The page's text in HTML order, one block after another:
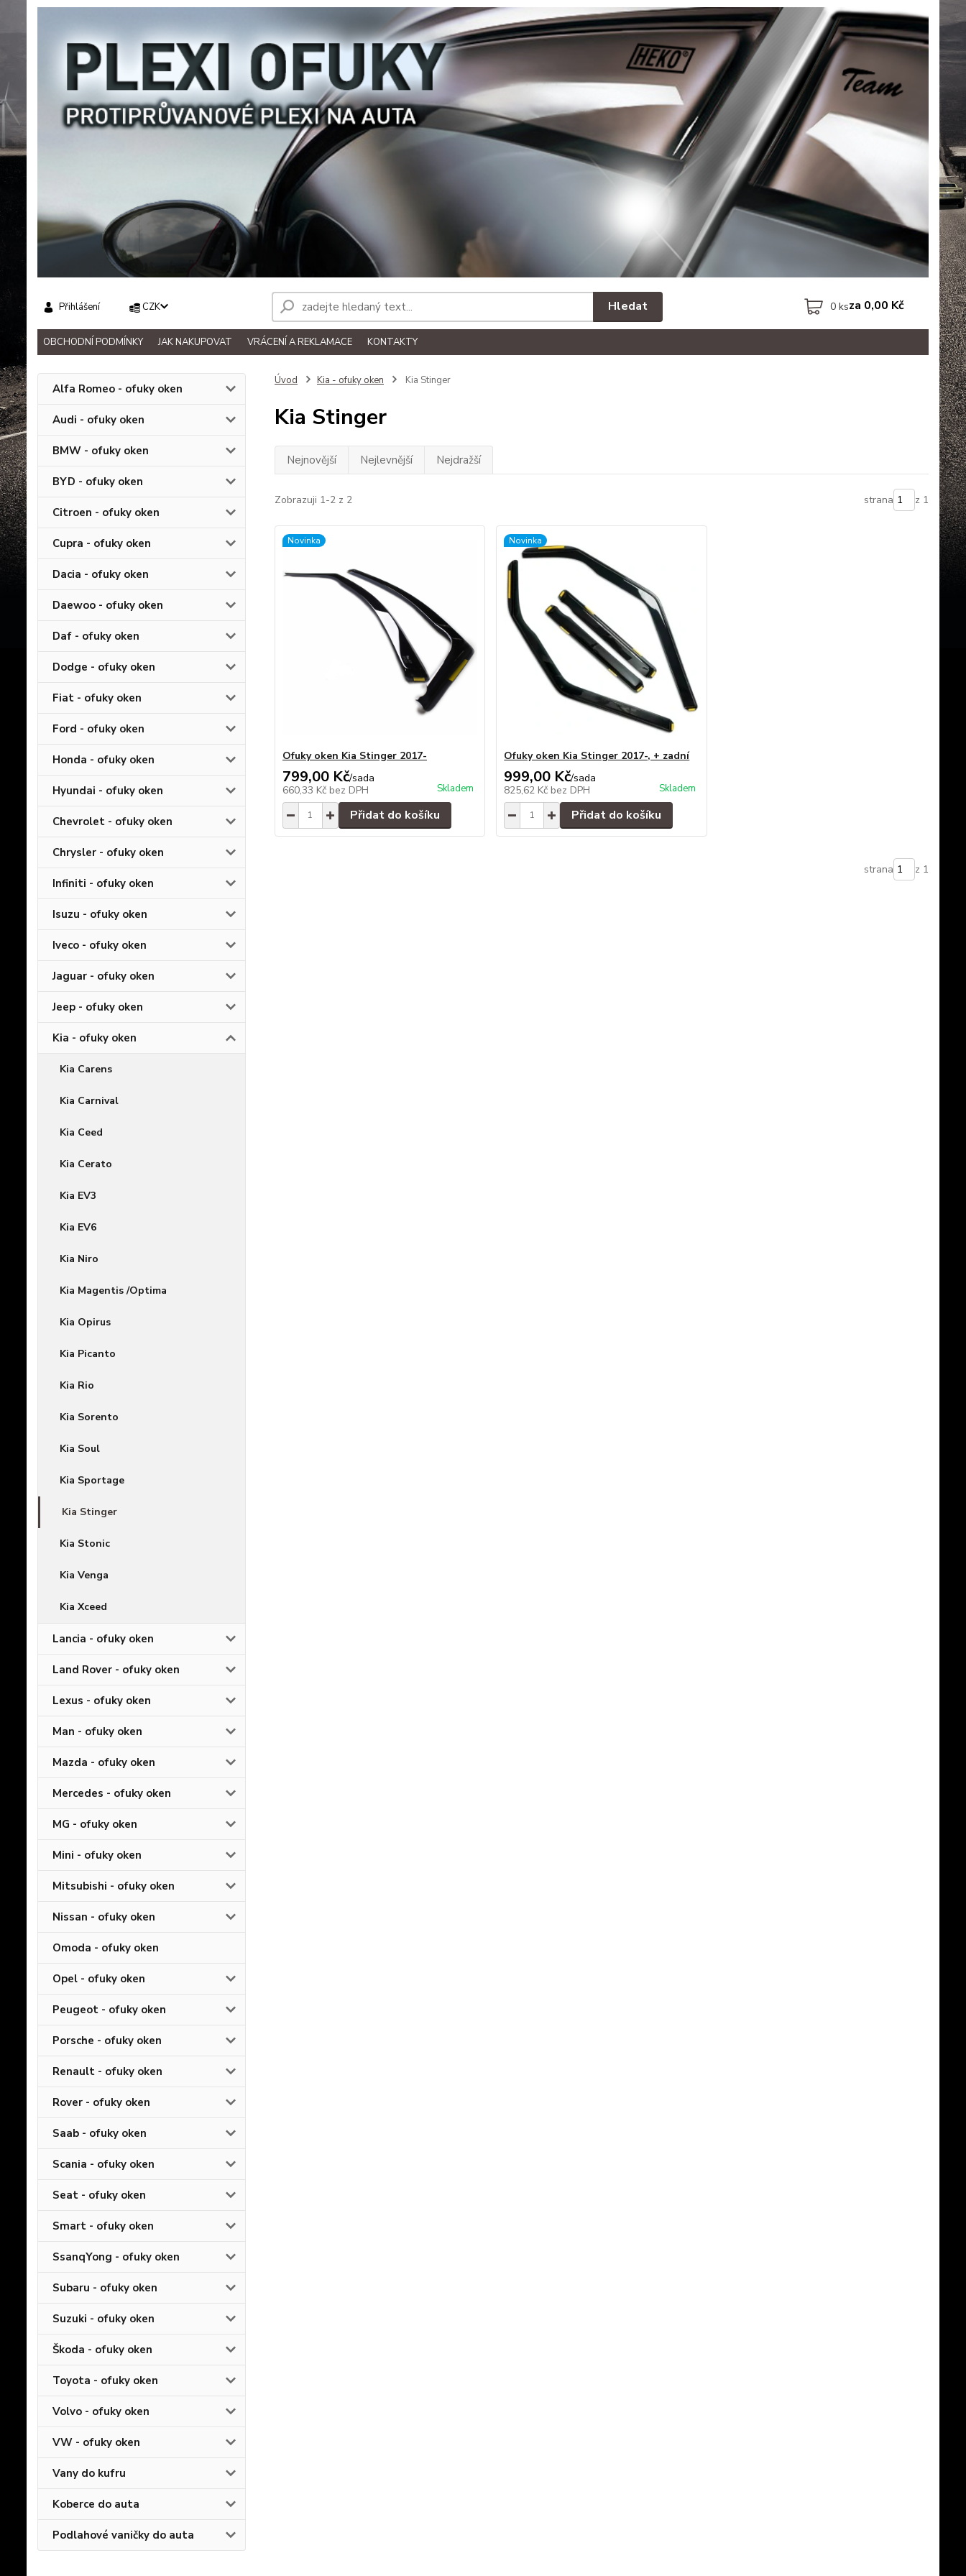
OBCHODNÍ PODMÍNKY JAK NAKUPOVAT VRÁCENÍ A REKLAMACE KONTAKTY
CZK
Přihlášení Hledat 0ksza 0,00 Kč
Alfa Romeo - ofuky oken
Audi - ofuky oken
BMW - ofuky oken
BYD - ofuky oken
Citroen - ofuky oken
Cupra - ofuky oken
Dacia - ofuky oken
Daewoo - ofuky oken
Daf - ofuky oken
Dodge - ofuky oken
Fiat - ofuky oken
Ford - ofuky oken
Honda - ofuky oken
Hyundai - ofuky oken
Chevrolet - ofuky oken
Chrysler - ofuky oken
Infiniti - ofuky oken
Isuzu - ofuky oken
Iveco - ofuky oken
Jaguar - ofuky oken
Jeep - ofuky oken
Kia - ofuky oken
Kia Carens
Kia Carnival
Kia Ceed
Kia Cerato
Kia EV3
Kia EV6
Kia Niro
Kia Magentis /Optima
Kia Opirus
Kia Picanto
Kia Rio
Kia Sorento
Kia Soul
Kia Sportage
Kia Stinger
Kia Stonic
Kia Venga
Kia Xceed
Lancia - ofuky oken
Land Rover - ofuky oken
Lexus - ofuky oken
Man - ofuky oken
Mazda - ofuky oken
Mercedes - ofuky oken
MG - ofuky oken
Mini - ofuky oken
Mitsubishi - ofuky oken
Nissan - ofuky oken
Omoda - ofuky oken
Opel - ofuky oken
Peugeot - ofuky oken
Porsche - ofuky oken
Renault - ofuky oken
Rover - ofuky oken
Saab - ofuky oken
Scania - ofuky oken
Seat - ofuky oken
Smart - ofuky oken
SsanqYong - ofuky oken
Subaru - ofuky oken
Suzuki - ofuky oken
Škoda - ofuky oken
Toyota - ofuky oken
Volvo - ofuky oken
VW - ofuky oken
Vany do kufru
Koberce do auta
Podlahové vaničky do auta
Úvod Kia - ofuky oken Kia Stinger
Kia Stinger
Nejnovější Nejlevnější Nejdražší
Zobrazuji 1-2 z 2 strana z 1
Novinka
Ofuky oken Kia Stinger 2017-
799,00 Kč/sada
660,33 Kč bez DPH Skladem
Přidat do košíku
Novinka
Ofuky oken Kia Stinger 2017-, + zadní
999,00 Kč/sada
825,62 Kč bez DPH Skladem
Přidat do košíku
strana z 1